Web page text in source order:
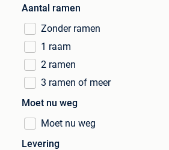
Aantal ramen
Zonder ramen
1 raam
2 ramen
3 ramen of meer
Moet nu weg
Moet nu weg
Levering